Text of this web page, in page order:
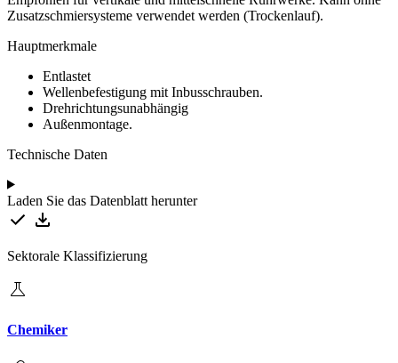
Zusatzschmiersysteme verwendet werden (Trockenlauf).
Hauptmerkmale
Entlastet
Wellenbefestigung mit Inbusschrauben.
Drehrichtungsunabhängig
Außenmontage.
Technische Daten
Laden Sie das Datenblatt herunter
Sektorale Klassifizierung
Chemiker